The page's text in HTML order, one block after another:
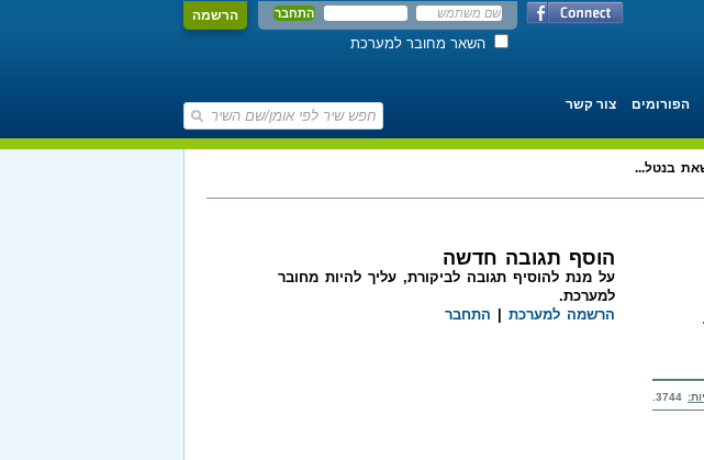
הרשמה
השאר מחובר למערכת
הפורומים צור קשר
בנטל...
הוסף תגובה חדשה
על מנת להוסיף תגובה לביקורת, עליך להיות מחובר
למערכת.
הרשמה למערכת
התחבר